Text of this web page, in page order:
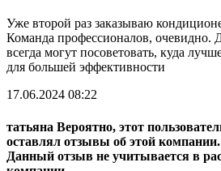
Уже второй раз заказываю
Команда профессионалов, очевидно.
всегда могут посоветовать, куда
для большей эффективности
17.06.2024 08:22
татьяна Вероятно, этот
оставлял отзывы об этой компании.
Данный отзыв не учитывается в